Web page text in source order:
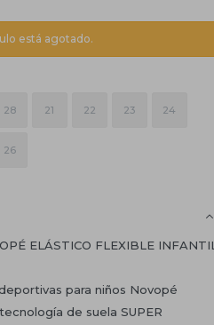
está agotado.
28 21 22 23 24
26
ELÁSTICO FLEXIBLE INFANTIL
para niños Novopé
de suela SUPER